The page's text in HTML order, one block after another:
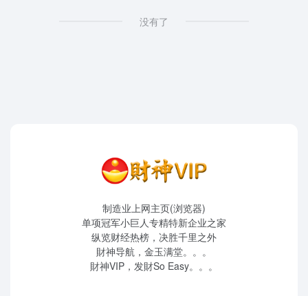
没有了
制造业上网主页(浏览器)
单项冠军小巨人专精特新企业之家
纵览财经热榜，决胜千里之外
財神导航，金玉满堂。。。
財神VIP，发財So Easy。。。